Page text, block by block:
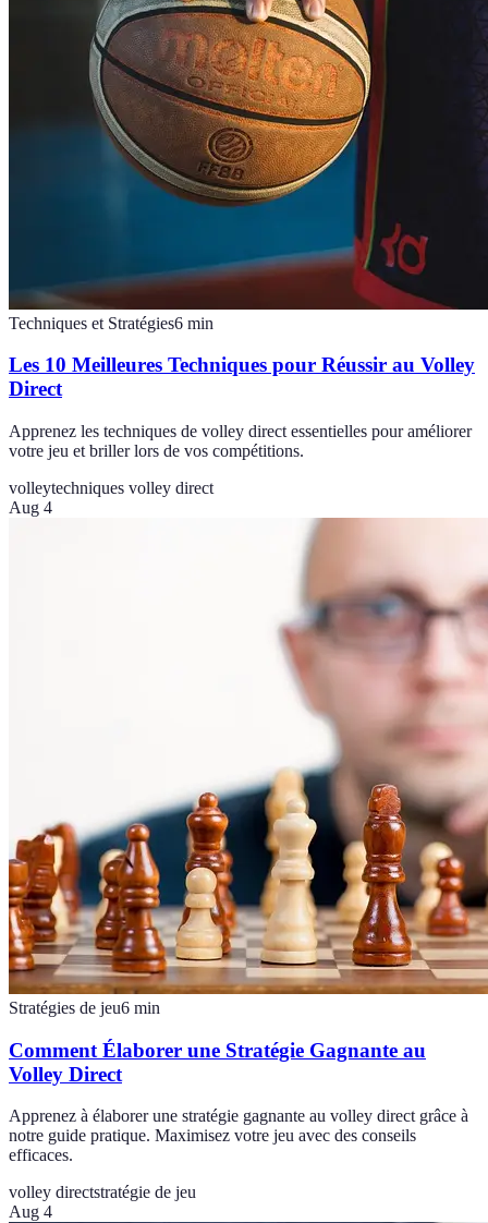
Techniques et Stratégies6 min
Les 10 Meilleures Techniques pour Réussir au Volley
Direct
Apprenez les techniques de volley direct essentielles pour améliorer
votre jeu et briller lors de vos compétitions.
volleytechniques volley direct
Aug 4
Stratégies de jeu6 min
Comment Élaborer une Stratégie Gagnante au
Volley Direct
Apprenez à élaborer une stratégie gagnante au volley direct grâce à
notre guide pratique. Maximisez votre jeu avec des conseils
efficaces.
volley directstratégie de jeu
Aug 4